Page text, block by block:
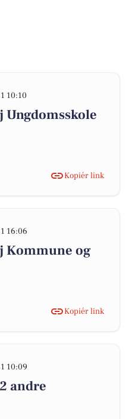
10:10
Kopiér link
16:06
Kommune og
Kopiér link
10:09
andre